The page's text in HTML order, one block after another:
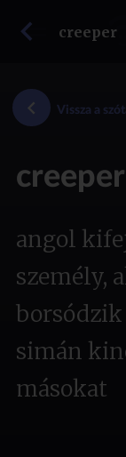
creeper
Vissza a
creeper
angol
személy,
simán
másokat